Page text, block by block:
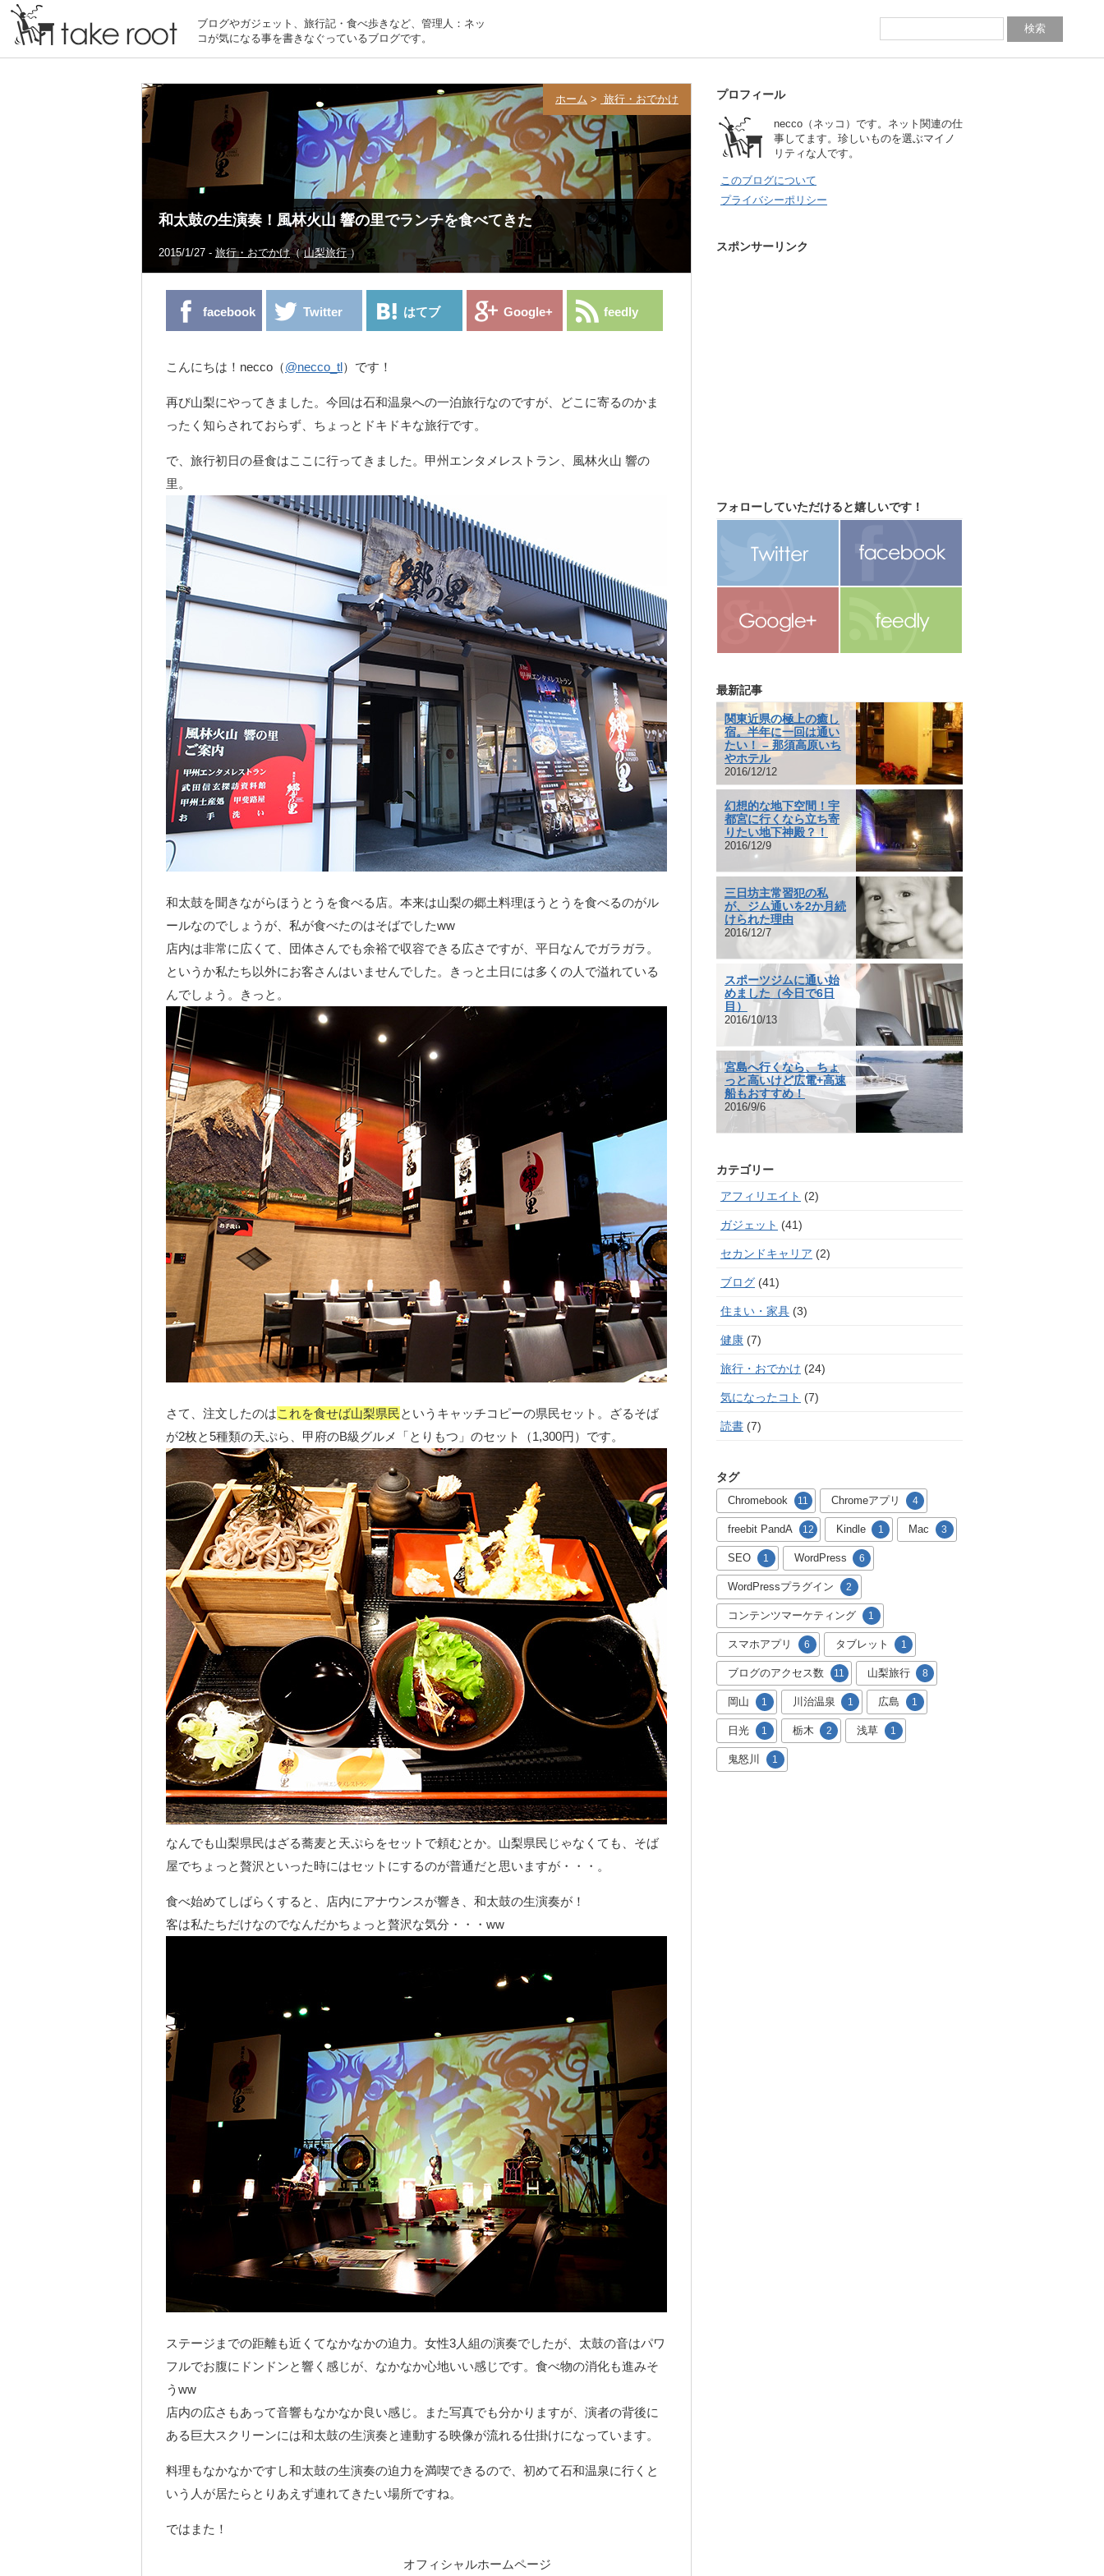
ブログやガジェット、旅行記・食べ歩きなど、管理人：ネッ
コが気になる事を書きなぐっているブログです。
ホーム > 旅行・おでかけ
和太鼓の生演奏！風林火山 響の里でランチを食べてきた
2015/1/27 - 旅行・おでかけ（山梨旅行）
facebook Twitter はてブ Google+ feedly
こんにちは！necco（@necco_tl）です！
再び山梨にやってきました。今回は石和温泉への一泊旅行なのですが、どこに寄るのかま
ったく知らされておらず、ちょっとドキドキな旅行です。
で、旅行初日の昼食はここに行ってきました。甲州エンタメレストラン、風林火山 響の
里。
和太鼓を聞きながらほうとうを食べる店。本来は山梨の郷土料理ほうとうを食べるのがル
ールなのでしょうが、私が食べたのはそばでしたww
店内は非常に広くて、団体さんでも余裕で収容できる広さですが、平日なんでガラガラ。
というか私たち以外にお客さんはいませんでした。きっと土日には多くの人で溢れている
んでしょう。きっと。
さて、注文したのはこれを食せば山梨県民というキャッチコピーの県民セット。ざるそば
が2枚と5種類の天ぷら、甲府のB級グルメ「とりもつ」のセット（1,300円）です。
なんでも山梨県民はざる蕎麦と天ぷらをセットで頼むとか。山梨県民じゃなくても、そば
屋でちょっと贅沢といった時にはセットにするのが普通だと思いますが・・・。
食べ始めてしばらくすると、店内にアナウンスが響き、和太鼓の生演奏が！
客は私たちだけなのでなんだかちょっと贅沢な気分・・・ww
ステージまでの距離も近くてなかなかの迫力。女性3人組の演奏でしたが、太鼓の音はパワ
フルでお腹にドンドンと響く感じが、なかなか心地いい感じです。食べ物の消化も進みそ
うww
店内の広さもあって音響もなかなか良い感じ。また写真でも分かりますが、演者の背後に
ある巨大スクリーンには和太鼓の生演奏と連動する映像が流れる仕掛けになっています。
料理もなかなかですし和太鼓の生演奏の迫力を満喫できるので、初めて石和温泉に行くと
いう人が居たらとりあえず連れてきたい場所ですね。
ではまた！
オフィシャルホームページ
プロフィール
necco（ネッコ）です。ネット関連の仕
事してます。珍しいものを選ぶマイノ
リティな人です。
このブログについて
プライバシーポリシー
スポンサーリンク
フォローしていただけると嬉しいです！
最新記事
関東近県の極上の癒し
宿。半年に一回は通い
たい！ – 那須高原いち
やホテル
2016/12/12
幻想的な地下空間！宇
都宮に行くなら立ち寄
りたい地下神殿？！
2016/12/9
三日坊主常習犯の私
が、ジム通いを2か月続
けられた理由
2016/12/7
スポーツジムに通い始
めました（今日で6日
目）
2016/10/13
宮島へ行くなら、ちょ
っと高いけど広電+高速
船もおすすめ！
2016/9/6
カテゴリー
アフィリエイト (2)
ガジェット (41)
セカンドキャリア (2)
ブログ (41)
住まい・家具 (3)
健康 (7)
旅行・おでかけ (24)
気になったコト (7)
読書 (7)
タグ
Chromebook 11 Chromeアプリ 4
freebit PandA 12 Kindle 1 Mac 3
SEO 1 WordPress 6
WordPressプラグイン 2
コンテンツマーケティング 1
スマホアプリ 6 タブレット 1
ブログのアクセス数 11 山梨旅行 8
岡山 1 川治温泉 1 広島 1
日光 1 栃木 2 浅草 1
鬼怒川 1